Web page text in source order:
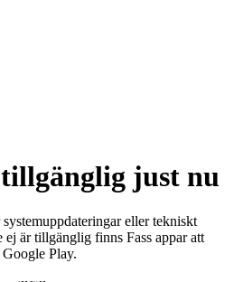
just nu
eller tekniskt
ej är tillgänglig finns Fass appar att
Play.